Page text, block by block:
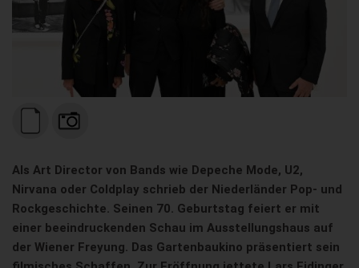
Als Art Director von Bands wie Depeche Mode, U2,
Nirvana oder Coldplay schrieb der Niederländer Pop- und
Rockgeschichte. Seinen 70. Geburtstag feiert er mit
einer beeindruckenden Schau im Ausstellungshaus auf
der Wiener Freyung. Das Gartenbaukino präsentiert sein